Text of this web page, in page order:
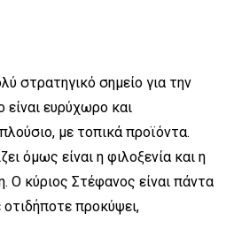
στρατηγικό σημείο για την
ευρύχωρο και
με τοπικά προϊόντα.
όμως είναι η φιλοξενία και η
Ο κύριος Στέφανος είναι πάντα
προκύψει,